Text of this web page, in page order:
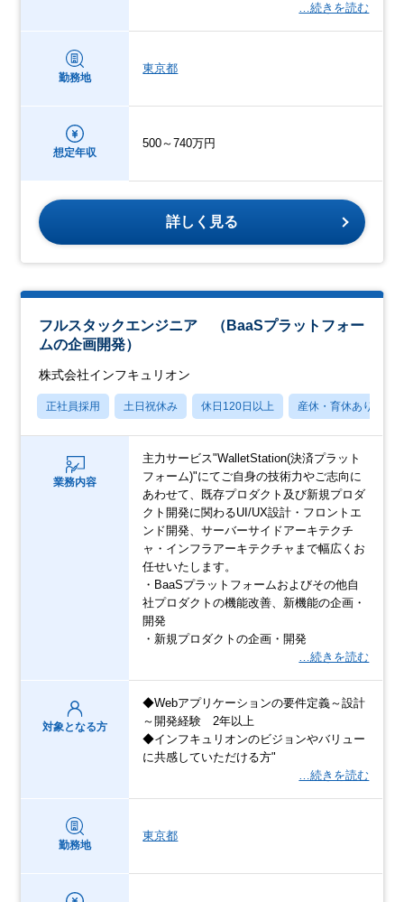
…続きを読む
勤務地
東京都
想定年収
500～740万円
詳しく見る
フルスタックエンジニア （BaaSプラットフォー
ムの企画開発）
株式会社インフキュリオン
正社員採用 土日祝休み 休日120日以上 産休・育休あり
業務内容
主力サービス"WalletStation(決済プラット
フォーム)"にてご自身の技術力やご志向に
あわせて、既存プロダクト及び新規プロダ
クト開発に関わるUI/UX設計・フロントエ
ンド開発、サーバーサイドアーキテクチ
ャ・インフラアーキテクチャまで幅広くお
任せいたします。
・BaaSプラットフォームおよびその他自
社プロダクトの機能改善、新機能の企画・
開発
・新規プロダクトの企画・開発
…続きを読む
対象となる方
◆Webアプリケーションの要件定義～設計
～開発経験 2年以上
◆インフキュリオンのビジョンやバリュー
に共感していただける方"
…続きを読む
勤務地
東京都